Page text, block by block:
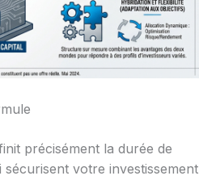
précisément la durée de
votre investissement